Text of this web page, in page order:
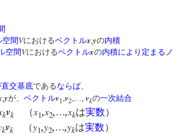
空間Vにおけるベクトルx yの内積
空間Vにおけるベクトルxの内積により定まるノ
直交基底であるならば
,yが、 ベクトルv1,v2,…, vkの一次結合
kvk （x1,x2,…,xkは実数）
kvk （y1,y2,…,ykは実数）